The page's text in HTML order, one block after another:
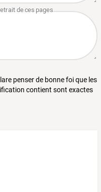
penser de bonne foi que les
contient sont exactes